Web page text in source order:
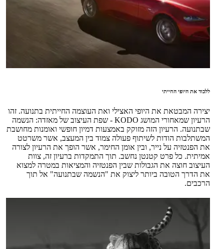
ללכוד את היופי החייתי
יצירה המבטאת את היופי האצילי ואת העוצמה החייתית בתנועה. זהו
הרעיון שמאחורי המושג KODO - שפת העיצוב של מאזדה: הנשמה
שבתנועה. הרעיון הזה מזוקק באמצעות דמיון חופשי ואומנות מחושבת
המשתלבות הודות לשיתוף פעולה צמוד בין המעצב, אשר משרטט
את הפנטזיה על נייר, ובין אומן החימר, אשר הופך את הרעיון לצורה
אמיתית. כל פרט קטנטן נחשב. תוך התמקדות ברעיון זה, צוות
העיצוב חוצה את הגבולות שבין הפנטזיה והמציאות במטרה למצוא
את הדרך הטובה ביותר ליצוק את "הנשמה שבתנועה" אל תוך
הרכבים.